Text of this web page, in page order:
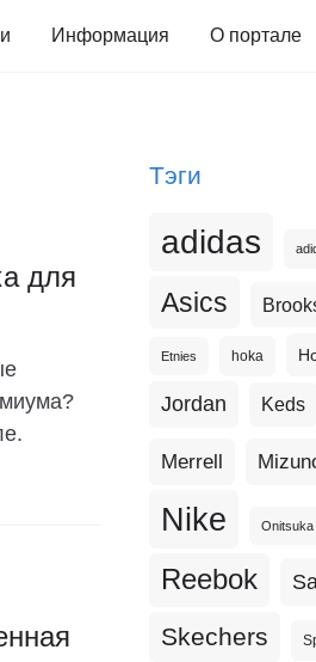
Информация О портале
для
Тэги
adidas
Asics
Etnies hoka
Jordan Keds
Merrell
Nike Onitsuka
Reebok
Skechers